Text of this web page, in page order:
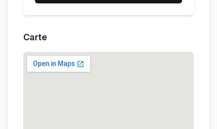
Carte